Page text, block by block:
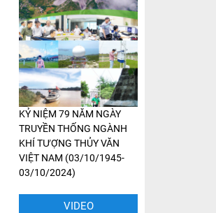
KỶ NIỆM 79 NĂM NGÀY
TRUYỀN THỐNG NGÀNH
KHÍ TƯỢNG THỦY VĂN
VIỆT NAM (03/10/1945-
03/10/2024)
VIDEO